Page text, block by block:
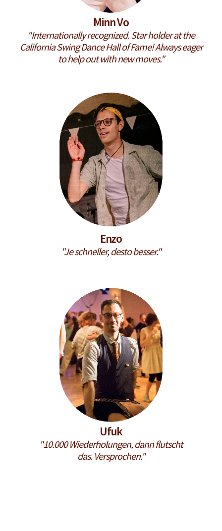
Minn Vo
"Internationally recognized. Star holder at the
California Swing Dance Hall of Fame! Always eager
to help out with new moves."
Enzo
"Je schneller, desto besser."
Ufuk
"10.000 Wiederholungen, dann flutscht
das. Versprochen."